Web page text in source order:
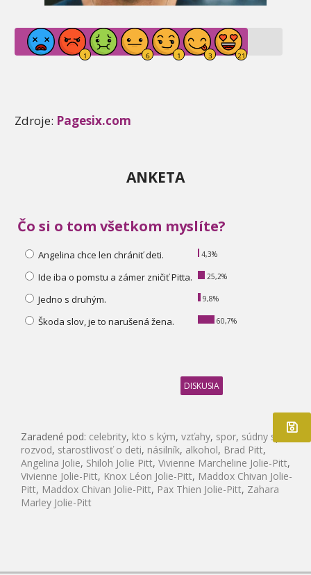
Zdroje: Pagesix.com
ANKETA
Čo si o tom všetkom myslíte?
Angelina chce len chrániť deti. 4,3%
Ide iba o pomstu a zámer zničiť Pitta. 25,2%
Jedno s druhým. 9,8%
Škoda slov, je to narušená žena. 60,7%
DISKUSIA
Zaradené pod: celebrity, kto s kým, vzťahy, spor, súdny spor,
rozvod, starostlivosť o deti, násilník, alkohol, Brad Pitt,
Angelina Jolie, Shiloh Jolie Pitt, Vivienne Marcheline Jolie-Pitt,
Vivienne Jolie-Pitt, Knox Léon Jolie-Pitt, Maddox Chivan Jolie-
Pitt, Maddox Chivan Jolie-Pitt, Pax Thien Jolie-Pitt, Zahara
Marley Jolie-Pitt